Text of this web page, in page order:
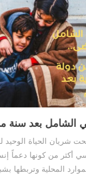
الشامل بعد
شريان الحياة الوحيد
من كونها دعماً
المحلية وتربطها